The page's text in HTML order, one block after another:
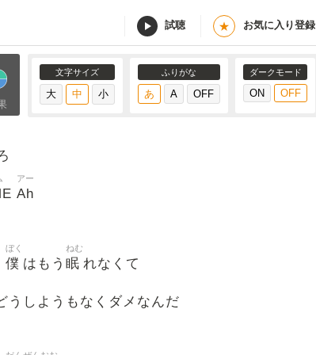
試聴 ★ お気に入り登録
文字サイズ ふりがな ダークモード
Ah
アー
僕
ぼく
はもう 眠
ねむ
れなくて
うしようもなくダメなんだ